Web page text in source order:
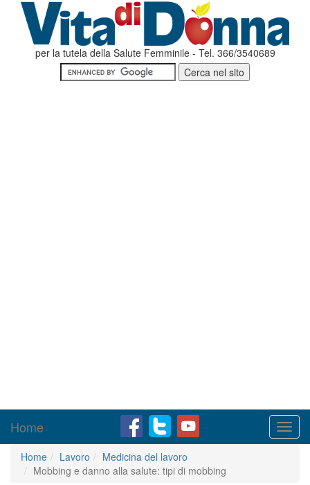
per la tutela della Salute Femminile - Tel. 366/3540689
Home
Home Lavoro
Medicina del lavoro
Mobbing e danno alla salute: tipi di mobbing